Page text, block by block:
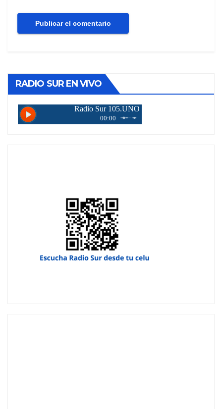
RADIO SUR EN VIVO